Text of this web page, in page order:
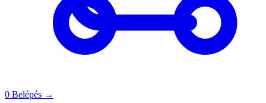
0 Belépés →